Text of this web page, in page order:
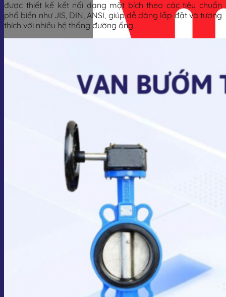
được thiết kế kết nối dạng mặt bích theo các tiêu chuẩn
phổ biến như JIS, DIN, ANSI, giúp dễ dàng lắp đặt và tương
thích với nhiều hệ thống đường ống.